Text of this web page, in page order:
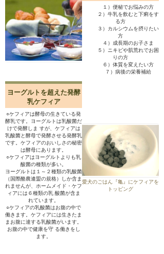
１）便秘でお悩みの方
２）牛乳を飲むと下痢をす
る方
３）カルシウムを摂りたい
方
４）成長期のお子さま
５）ニキビや肌荒れでお困
りの方
６）体質を変えたい方
７）病後の栄養補給
ヨーグルトを超えた発酵
乳ケフィア
○ケフィアは酵母の生きている発
酵乳です。ヨーグルトは乳酸菌だ
けで発酵しま すが、ケフィアは
乳酸菌と酵母で発酵させる発酵乳
です。ケフィアのおいしさの秘密
は酵母にあります。
○ケフィアはヨーグルトよりも乳
酸菌の種類が多い。
ヨーグルトは１～２種類の乳酸菌
（国際酪農連盟の規格）しか含ま
れませんが、ホームメイド・ケフ
ィアには６種類の乳 酸菌が含ま
れています。
○ケフィアの乳酸菌はお腹の中で
働きます。ケフィアには生きたま
まお腹に達する乳酸菌がいます。
お腹の中で健康を守 る働きをし
ます。
愛犬のごはん『亀』にケフィアを
トッピング